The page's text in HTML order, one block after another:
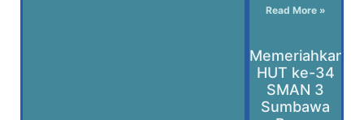
Read More »
Memeriahkan
HUT ke-34
SMAN 3
Sumbawa